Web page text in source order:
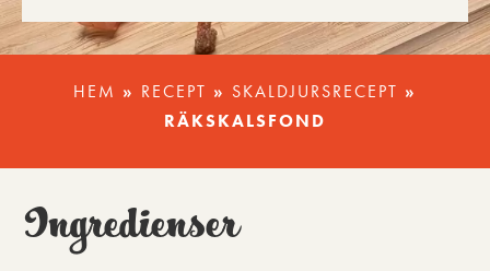
HEM » RECEPT » SKALDJURSRECEPT »
RÄKSKALSFOND
Ingredienser